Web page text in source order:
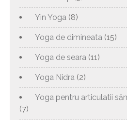
Yin Yoga (8)
Yoga de dimineata (15)
Yoga de seara (11)
Yoga Nidra (2)
Yoga pentru articulatii
(7)